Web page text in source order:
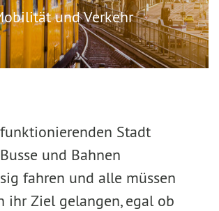
und Verkehr
Stadt
und Bahnen
fahren und alle müssen
ihr Ziel gelangen, egal ob